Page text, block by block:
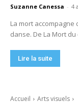
Suzanne Canessa - 4
La mort
danse. De La Mort
Lire la suite